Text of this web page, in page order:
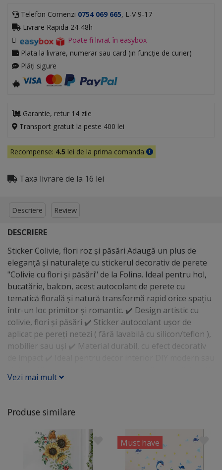
Telefon Comenzi 0754 069 665, L-V 9-17
Livrare Rapida 24-48h
Poate fi livrat în easybox
Plata la livrare, numerar sau card (in funcție de curier)
Plăți sigure
Garantie, retur 14 zile
Transport gratuit la peste 400 lei
Recompense: 4.5 lei de la prima comanda
Taxa livrare de la 16 lei
Descriere Review
DESCRIERE
Sticker Colivie, flori roz şi păsări Adaugă un plus de
eleganță și naturalețe cu stickerul decorativ de perete
"Colivie cu flori și păsări" de la Folina. Ideal pentru hol,
bucatărie, balcon, acest autocolant de perete cu
tematică florală și natură transformă rapid orice spațiu
într-un loc primitor și romantic. ✔️ Design artistic cu
colivie, flori și păsări ✔️ Sticker autocolant ușor de
aplicat pe pereți netezi ( fără lavabilă cu silicon/teflon ),
mobilier sau uși ✔️ Material durabil, cu efect decorativ
- colivia: 27x30 cm - suport colivie: 15x30 cm - păsările:
cu un sticker autocolant de perete cu flori și simboluri
delicate din natură!
Vezi mai mult
Produse similare
Must have